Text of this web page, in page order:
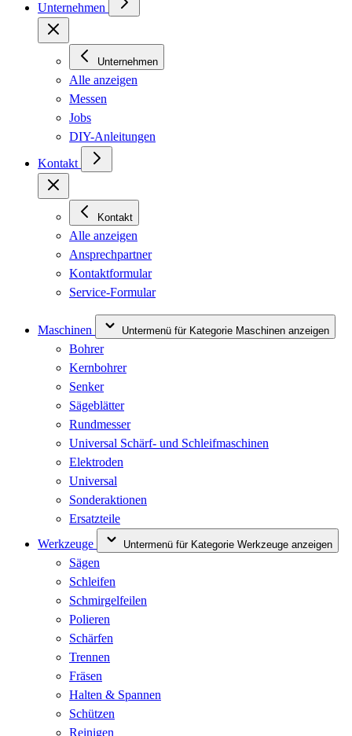
Unternehmen
Unternehmen
Alle anzeigen
Messen
Jobs
DIY-Anleitungen
Kontakt
Kontakt
Alle anzeigen
Ansprechpartner
Kontaktformular
Service-Formular
Maschinen Untermenü für Kategorie Maschinen anzeigen
Bohrer
Kernbohrer
Senker
Sägeblätter
Rundmesser
Universal Schärf- und Schleifmaschinen
Elektroden
Universal
Sonderaktionen
Ersatzteile
Werkzeuge
Untermenü für Kategorie Werkzeuge anzeigen
Sägen
Schleifen
Schmirgelfeilen
Polieren
Schärfen
Trennen
Fräsen
Halten & Spannen
Schützen
Reinigen